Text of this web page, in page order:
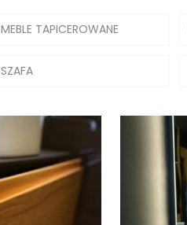
MEBLE TAPICEROWANE
SZAFA